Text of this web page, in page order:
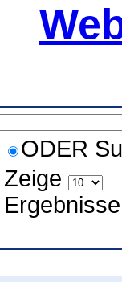
ODER
Zeige
Ergebnisse